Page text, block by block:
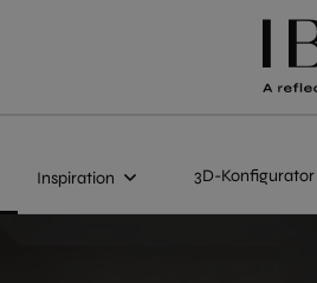
Inspiration 3D-Konfigurator